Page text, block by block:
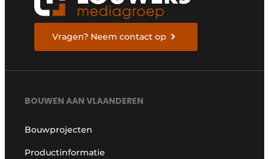
Vragen? Neem contact op
BOUWEN AAN VLAANDEREN
Bouwprojecten
Productinformatie